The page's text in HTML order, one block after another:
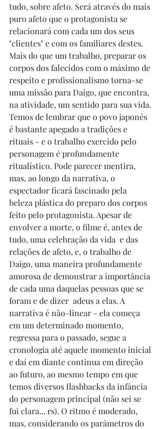
tudo, sobre afeto. Será através do mais
puro afeto que o protagonista se
relacionará com cada um dos seus
"clientes" e com os familiares destes.
Mais do que um trabalho, preparar os
corpos dos falecidos com o máximo de
respeito e profissionalismo torna-se
uma missão para Daigo, que encontra,
na atividade, um sentido para sua vida.
Temos de lembrar que o povo japonês
é bastante apegado a tradições e
rituais - e o trabalho exercido pelo
personagem é profundamente
ritualístico. Pode parecer mentira,
mas, ao longo da narrativa, o
espectador ficará fascinado pela
beleza plástica do preparo dos corpos
feito pelo protagonista. Apesar de
envolver a morte, o filme é, antes de
tudo, uma celebração da vida  e das
relações de afeto, e, o trabalho de
Daigo, uma maneira profundamente
amorosa de demonstrar a importância
de cada uma daquelas pessoas que se
foram e de dizer  adeus a elas. A
narrativa é não-linear - ela começa
em um determinado momento,
regressa para o passado, segue a
cronologia até aquele momento inicial
e daí em diante continua em direção
ao futuro, ao mesmo tempo em que
temos diversos flashbacks da infância
do personagem principal (não sei se
fui clara... rs). O ritmo é moderado,
mas, considerando os parâmetros do